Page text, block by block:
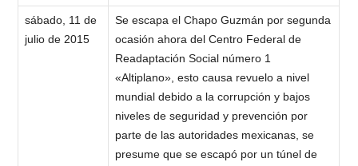
sábado, 11 de
julio de 2015
Se escapa el Chapo Guzmán por segunda
ocasión ahora del Centro Federal de
Readaptación Social número 1
«Altiplano», esto causa revuelo a nivel
mundial debido a la corrupción y bajos
niveles de seguridad y prevención por
parte de las autoridades mexicanas, se
presume que se escapó por un túnel de